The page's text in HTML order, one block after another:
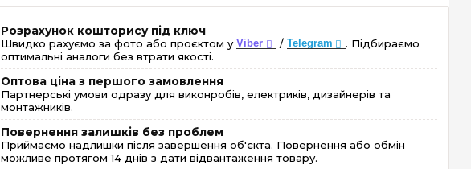
Розрахунок кошторису під ключ
Швидко рахуємо за фото або проєктом уViber / Telegram
. Підбираємо
оптимальні аналоги без втрати якості.
Оптова ціна з першого замовлення
Партнерські умови одразу для виконробів, електриків, дизайнерів та
монтажників.
Повернення залишків без проблем
Приймаємо надлишки після завершення об'єкта. Повернення або обмін
можливе протягом 14 днів з дати відвантаження товару.